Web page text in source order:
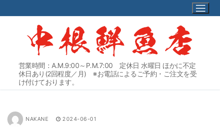
ン
営業時間：A.M.9:00～P.M.7:00 定休日 水曜日 ほかに不定
休日あり(2回程度／月) ※お電話によるご予約・ご注文を受
け付けております。
NAKANE 2024-06-01